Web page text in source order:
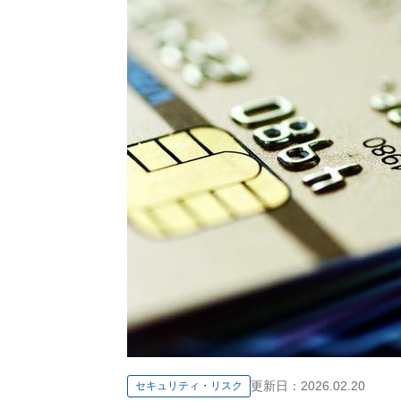
セキュリティ・リスク 更新日： 2026.02.20